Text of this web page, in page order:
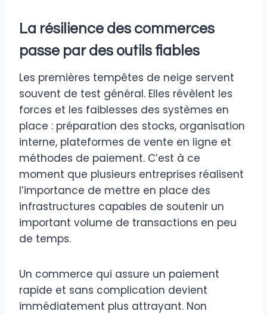
La résilience des commerces
passe par des outils fiables
Les premières tempêtes de neige servent
souvent de test général. Elles révèlent les
forces et les faiblesses des systèmes en
place : préparation des stocks, organisation
interne, plateformes de vente en ligne et
méthodes de paiement. C’est à ce
moment que plusieurs entreprises réalisent
l’importance de mettre en place des
infrastructures capables de soutenir un
important volume de transactions en peu
de temps.
Un commerce qui assure un paiement
rapide et sans complication devient
immédiatement plus attrayant. Non